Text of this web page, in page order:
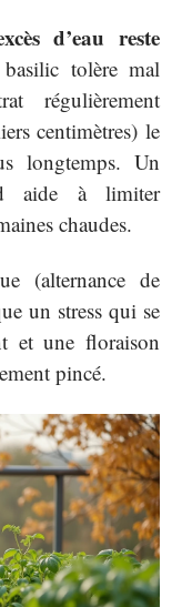
d’eau reste
tolère mal
régulièrement
centimètres) le
longtemps. Un
aide à limiter
chaudes.
(alternance de
un stress qui se
et une floraison
pincé.